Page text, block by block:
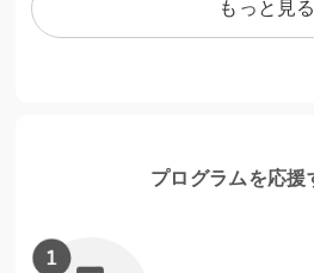
保護された鳥猟犬たちが、安心し
保護された鳥猟犬は1頭約平均15万
去勢・避妊費用、各種ワクチン費用。
もっと見る
プログラムを応援